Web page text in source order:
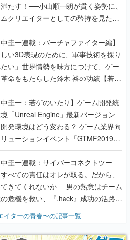
たす！──小山順一朗が貫く姿勢に、
クリエイターとしての矜持を見た
のいたり最終回】
中圭一連載：バーチャファイター編】
しい3D表現のために、軍事技術を採り
い」世界情勢を味方につけて、ゲー
命をもたらした鈴木 裕の功績【若ゲ
り】
中圭一：若ゲのいたり】ゲーム開発統
「Unreal Engine」最新バージョン
発環境はどう変わる？ ゲーム業界向
ューションイベント「GTMF2019」
て、より理解を深めよう【PR】
中圭一連載：サイバーコネクトツー
べての責任はオレが取る。だから、
きてくれないか──男の熱意はチーム
危機を救い、『.hack』成功の活路を
。業界の快男児・松山 洋に流れる血は
ジャンプ』色だった【若ゲのいた
イターの青春〜の記事一覧